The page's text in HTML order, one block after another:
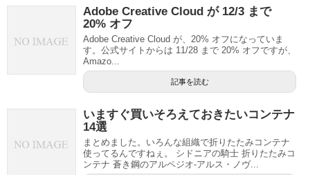
Adobe Creative Cloud が 12/3 まで
20% オフ
Adobe Creative Cloud が、20% オフになっていま
す。公式サイトからは 11/28 まで 20% オフですが、
Amazo...
記事を読む
いますぐ買いそろえておきたいコンテナ
14選
まとめました。いろんな組織で折りたたみコンテナ
使ってるんですねぇ。 シドニアの騎士 折りたたみコ
ンテナ 蒼き鋼のアルペジオ-アルス・ノヴ...